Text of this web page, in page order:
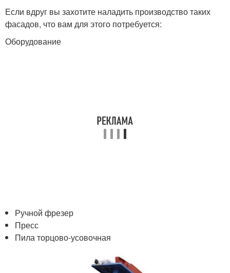
Если вдруг вы захотите наладить производство таких
фасадов, что вам для этого потребуется:
Оборудование
Ручной фрезер
Пресс
Пила торцово-усовочная